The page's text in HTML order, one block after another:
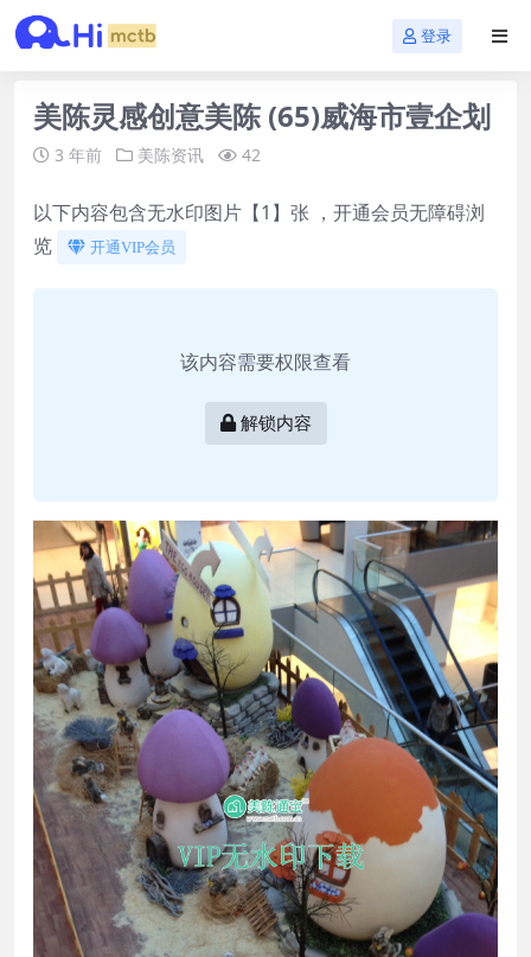
登录
美陈灵感创意美陈 (65)威海市壹企划
3 年前 美陈资讯 42
以下内容包含无水印图片【1】张 ，开通会员无障碍浏
览
开通VIP会员
该内容需要权限查看
解锁内容